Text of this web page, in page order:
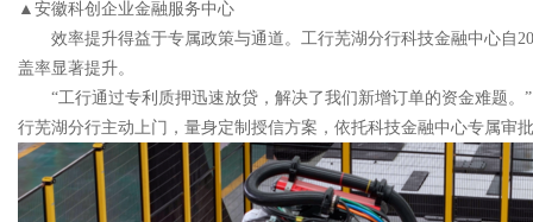
▲安徽科创企业金融服务中心
效率提升得益于专属政策与通道。工行芜湖分行科技金融中心自
盖率显著提升。
“工行通过专利质押迅速放贷，解决了我们新增订单的资金难题
行芜湖分行主动上门，量身定制授信方案，依托科技金融中心专属审